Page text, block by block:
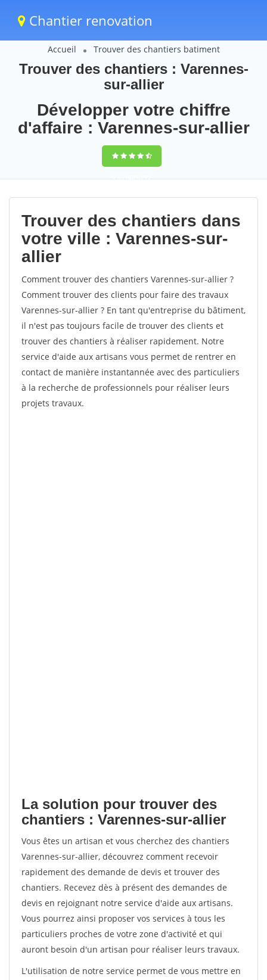
Chantier renovation
Accueil Trouver des chantiers batiment
Trouver des chantiers : Varennes-
sur-allier
Développer votre chiffre
d'affaire : Varennes-sur-allier
9,5(100%)72
votes
Trouver des chantiers dans
votre ville : Varennes-sur-
allier
Comment trouver des chantiers Varennes-sur-allier ?
Comment trouver des clients pour faire des travaux
Varennes-sur-allier ? En tant qu'entreprise du bâtiment,
il n'est pas toujours facile de trouver des clients et
trouver des chantiers à réaliser rapidement. Notre
service d'aide aux artisans vous permet de rentrer en
contact de manière instantannée avec des particuliers
à la recherche de professionnels pour réaliser leurs
projets travaux.
La solution pour trouver des
chantiers : Varennes-sur-allier
Vous êtes un artisan et vous cherchez des chantiers
Varennes-sur-allier, découvrez comment recevoir
rapidement des demande de devis et trouver des
chantiers. Recevez dès à présent des demandes de
devis en rejoignant notre service d'aide aux artisans.
Vous pourrez ainsi proposer vos services à tous les
particuliers proches de votre zone d'activité et qui
auront besoin d'un artisan pour réaliser leurs travaux.
L'utilisation de notre service permet de vous mettre en